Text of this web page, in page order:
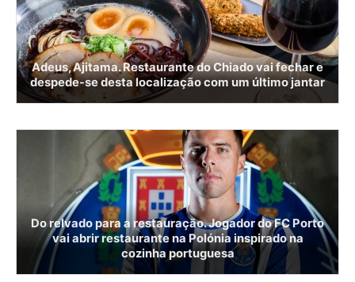
Adeus, Ajitama. Restaurante do Chiado vai fechar e
despede-se desta localização com um último jantar
Do relvado para a restauração. Jogador do FC Porto
vai abrir restaurante na Polónia inspirado na
cozinha portuguesa